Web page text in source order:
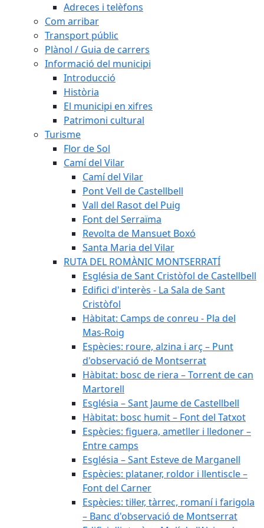
Adreces i telèfons
Com arribar
Transport públic
Plànol / Guia de carrers
Informació del municipi
Introducció
Història
El municipi en xifres
Patrimoni cultural
Turisme
Flor de Sol
Camí del Vilar
Camí del Vilar
Pont Vell de Castellbell
Vall del Rasot del Puig
Font del Serraïma
Revolta de Mansuet Boxó
Santa Maria del Vilar
RUTA DEL ROMÀNIC MONTSERRATÍ
Església de Sant Cristòfol de Castellbell
Edifici d'interès - La Sala de Sant
Cristòfol
Hàbitat: Camps de conreu - Pla del
Mas-Roig
Espècies: roure, alzina i arç – Punt
d'observació de Montserrat
Hàbitat: bosc de riera – Torrent de can
Martorell
Església – Sant Jaume de Castellbell
Hàbitat: bosc humit – Font del Tatxot
Espècies: figuera, ametller i lledoner –
Entre camps
Església – Sant Esteve de Marganell
Espècies: plataner, roldor i llentiscle –
Font del Carner
Espècies: til·ler, tàrrec, romaní i farigola
– Banc d'observació de Montserrat